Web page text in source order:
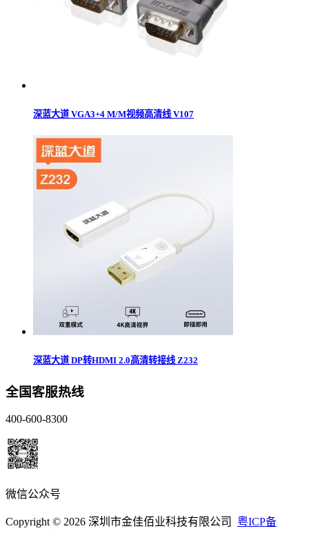
深蓝大道 VGA3+4 M/M视频高清线 V107
深蓝大道 DP转HDMI 2.0高清转接线 Z232
全国客服热线
400-600-8300
微信公众号
Copyright © 2026 深圳市金佳佰业科技有限公司 粤ICP备